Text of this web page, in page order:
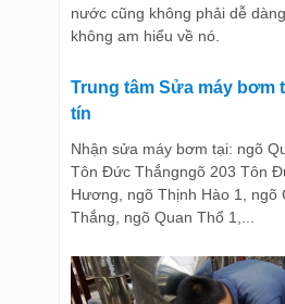
nước cũng không phải dễ
không am hiểu về nó.
Trung tâm Sửa máy bơm
tín
Nhận sửa máy bơm tại: ngõ
Tôn Đức Thắngngõ 203 Tôn
Hương, ngõ Thịnh Hào 1, ngõ
Thắng, ngõ Quan Thổ 1,...